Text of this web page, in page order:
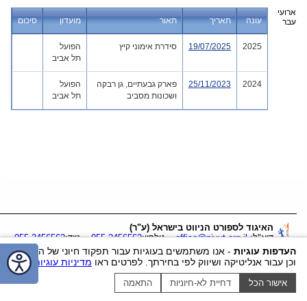
ארועי
עבר
עונה תאריך תאור מועדון סיכום
2025
19/07/2025 סידרת אימוני קיץ
הפועל
תל אביב
2024
25/11/2023
פארק גבעתיים, גן רבקה
ושכונות מסביב
הפועל
תל אביב
האיגוד לספורט הניווט בישראל (ע"ר)
דוא"ל:office@nivut.org.ilטלפון:055-2456562נייד:055-2456562
ווטסאפ
כתובת:ח.ד. 630, כפר ויתקין , מיקוד4020000
הצהרת נגישות|
Cookie policy Cookie settings
העדפות עוגיות - אנו משתמשים בעוגיות עבור תפקוד חיוני של האתר
וכן עבור אנליטיקה ושיווק לפי בחירתך. לפרטים ראו מדיניות עוגיות .
אישור הכל דחיית לא-חיוניות התאמה